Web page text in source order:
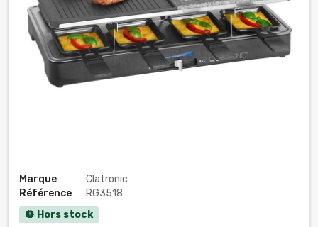
Marque
Clatronic
Référence
RG3518
new_releases Hors stock